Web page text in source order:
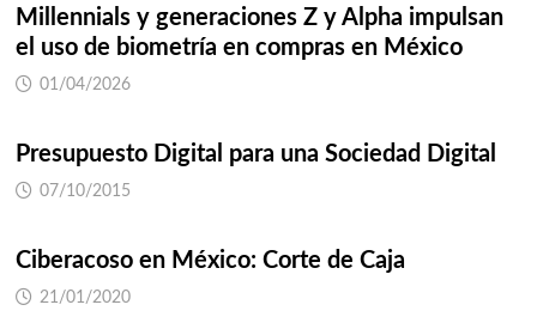
Millennials y generaciones Z y Alpha impulsan
el uso de biometría en compras en México
01/04/2026
Presupuesto Digital para una Sociedad Digital
07/10/2015
Ciberacoso en México: Corte de Caja
21/01/2020